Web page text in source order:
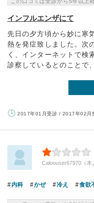
インフルエンザにて
先日の夕方頃から妙に寒
熱を発症致しました。次
く、インターネットで検
診察しているとのことで
2017年01月受診 / 2017年02月
Caloouser67970（本
内科 かぜ 冷え 食欲